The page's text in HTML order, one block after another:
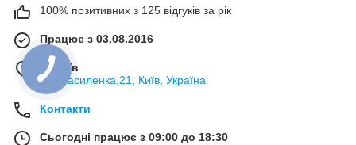
Визначення гематокриту– цей показник вказує на
об'єму плазми, що є важливим параметром при оцінці
зневоднення або анемічних станів.
Розподіл лейкоцитів
– аналізатор автоматично
розділяє лейкоцити на підтипи, що допомагає
діагностувати інфекції та інші захворювання.
асортимент медичної техніки за конкурентними цінами в
100% позитивних з 125 відгуків за рік
Працює з 03.08.2016
м. Київ
вул.Василенка,21, Київ, Україна
Контакти
Сьогодні працює з 09:00 до 18:30